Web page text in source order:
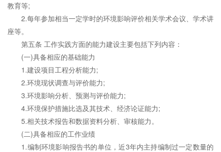
教育等;
2.每年参加相当一定学时的环境影响评价相关学术会议、学术讲
座等。
第五条 工作实践方面的能力建设主要包括下列内容：
(一)具备相应的基础能力
1.建设项目工程分析能力;
2.环境现状调查与评价能力;
3.环境影响分析、预测与评价能力;
4.环境保护措施比选及其技术、经济论证能力;
5.相关技术报告和数据资料分析、审核能力。
(二)具备相应的工作业绩
1.编制环境影响报告书的单位，近3年内主持编制过一定数量的